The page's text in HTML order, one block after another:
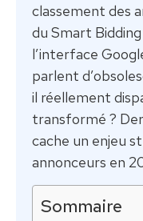
classement des
du Smart
l’interface
parlent
il réellement
transformé ?
cache un enjeu
annonceurs en
Sommaire